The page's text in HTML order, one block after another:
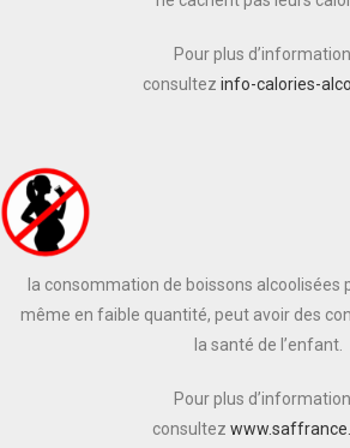
Pour plus
consultez info-calories-
la consommation de boissons alcoolisées
même en faible quantité, peut avoir des
la santé de l’enfant.
Pour plus
consultez